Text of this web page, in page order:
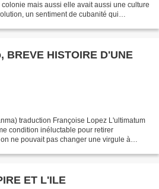
mais aussi elle avait aussi une culture
un sentiment de cubanité qui
BREVE HISTOIRE D'UNE
traduction Françoise Lopez L'ultimatum
condition inéluctable pour retirer
ne pouvait pas changer une virgule à
ET L'ILE